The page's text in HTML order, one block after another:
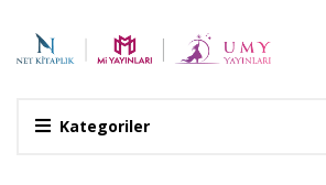
Kategoriler